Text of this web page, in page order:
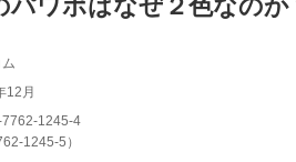
ワポはなぜ２色なのか
12月
1245-4
1245-5 ）